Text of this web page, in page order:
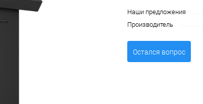
Наши предложения
Производитель
Остался вопрос